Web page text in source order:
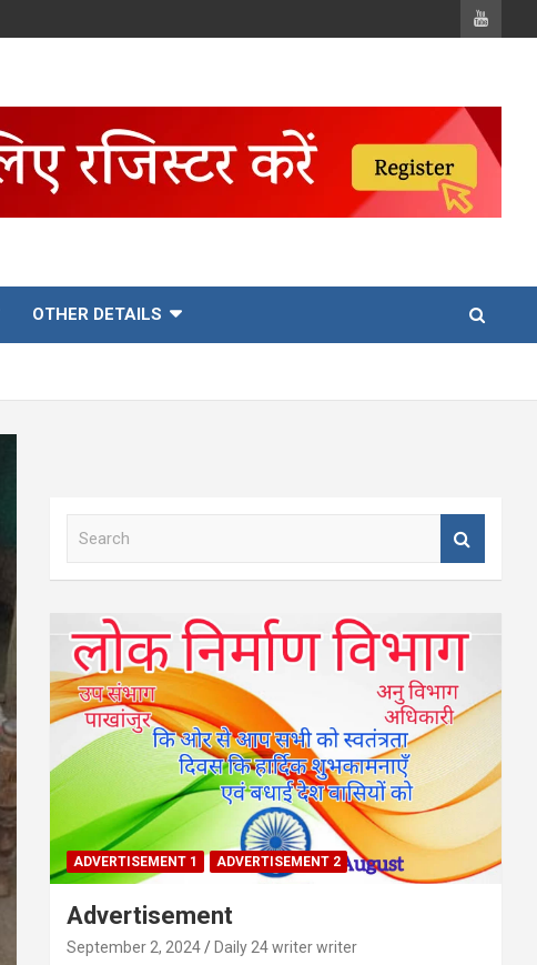
OTHER DETAILS
h
ADVERTISEMENT 1 ADVERTISEMENT 2
Advertisement
September 2, 2024 Daily 24 writer writer